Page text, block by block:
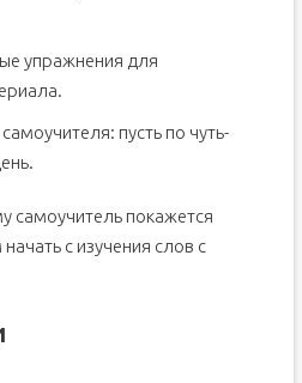
упражнения для
пусть по чуть-
самоучитель покажется
с изучения слов с